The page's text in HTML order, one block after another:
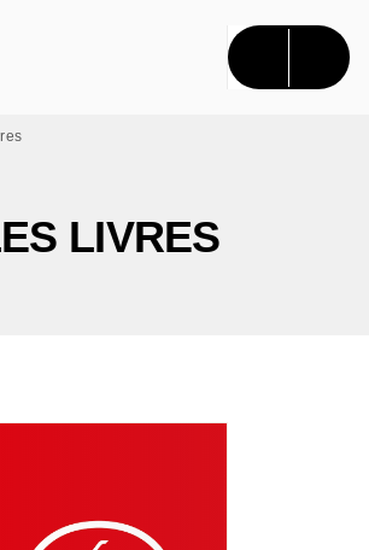
CONTENU
LIVRES